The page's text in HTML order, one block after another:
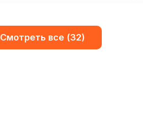
Смотреть все (32)